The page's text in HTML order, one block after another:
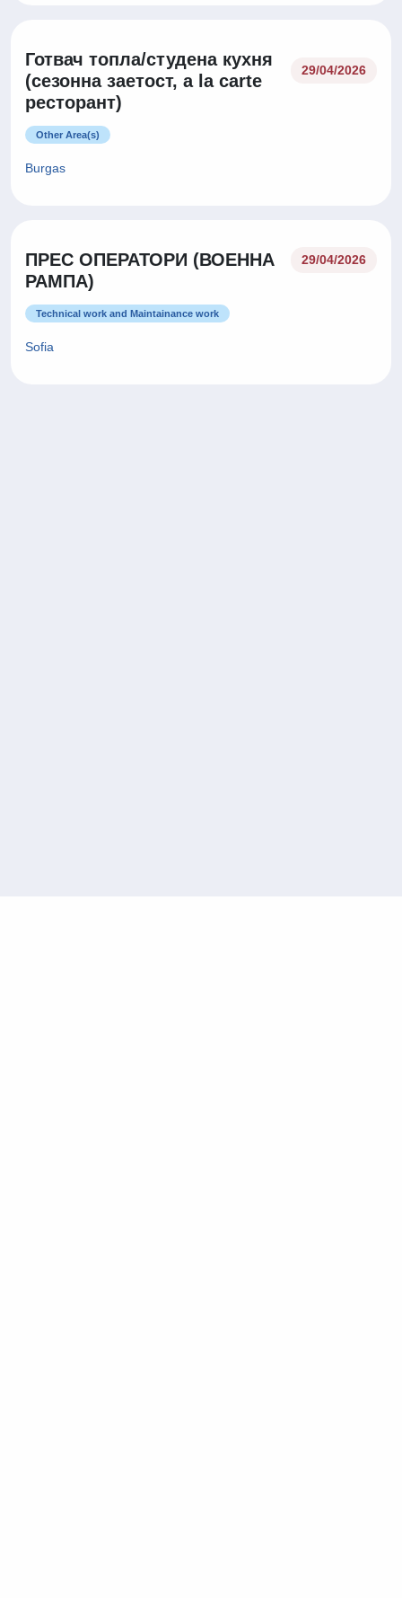
Готвач топла/студена кухня
(сезонна заетост, a la carte
ресторант)
29/04/2026
Other Area(s)
Burgas
ПРЕС ОПЕРАТОРИ (ВОЕННА
РАМПА)
29/04/2026
Technical work and Maintainance work
Sofia